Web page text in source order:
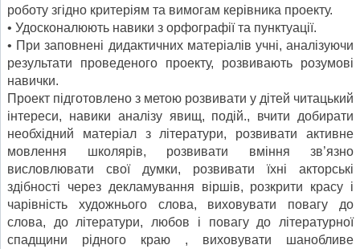
роботу згідно критеріям та вимогам керівника проекту.
• Удосконалюють навики з орфографії та пунктуації.
• При заповнені дидактичних матеріалів учні, аналізуючи
результати проведеного проекту, розвивають розумові
навички.
Проект підготовлено з метою розвивати у дітей читацький
інтереси, навики аналізу явищ, подій., вчити добирати
необхідний матеріал з літератури, розвивати активне
мовлення школярів, розвивати вміння зв’язно
висловлювати свої думки, розвивати їхні акторські
здібності через декламування віршів, розкрити красу і
чарівність художнього слова, виховувати повагу до
слова, до літератури, любов і повагу до літературної
спадщини рідного краю , виховувати шанобливе